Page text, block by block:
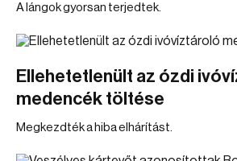
A lángok gyorsan terjedtek.
Ellehetetlenült az ózdi
medencék töltése
Megkezdték a hiba elhárítást.